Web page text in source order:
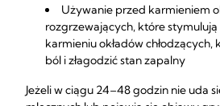
Używanie przed karmieniem
rozgrzewających, które
karmieniu okładów
ból i złagodzić stan zapalny
Jeżeli w ciągu 24–48 godzin nie uda